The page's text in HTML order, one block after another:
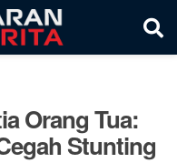
Orang Tua:
Stunting